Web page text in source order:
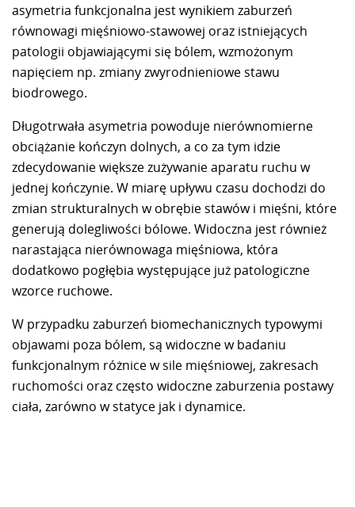
asymetria funkcjonalna jest wynikiem zaburzeń
równowagi mięśniowo-stawowej oraz istniejących
patologii objawiającymi się bólem, wzmożonym
napięciem np. zmiany zwyrodnieniowe stawu
biodrowego.
Długotrwała asymetria powoduje nierównomierne
obciążanie kończyn dolnych, a co za tym idzie
zdecydowanie większe zużywanie aparatu ruchu w
jednej kończynie. W miarę upływu czasu dochodzi do
zmian strukturalnych w obrębie stawów i mięśni, które
generują dolegliwości bólowe. Widoczna jest również
narastająca nierównowaga mięśniowa, która
dodatkowo pogłębia występujące już patologiczne
wzorce ruchowe.
W przypadku zaburzeń biomechanicznych typowymi
objawami poza bólem, są widoczne w badaniu
funkcjonalnym różnice w sile mięśniowej, zakresach
ruchomości oraz często widoczne zaburzenia postawy
ciała, zarówno w statyce jak i dynamice.